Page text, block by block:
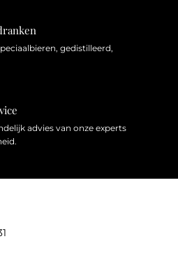
gedistilleerd,
advies van onze experts